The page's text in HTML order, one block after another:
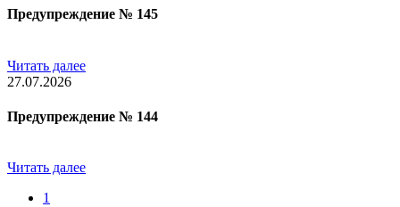
Предупреждение № 145
Читать далее
27.07.2026
Предупреждение № 144
Читать далее
1